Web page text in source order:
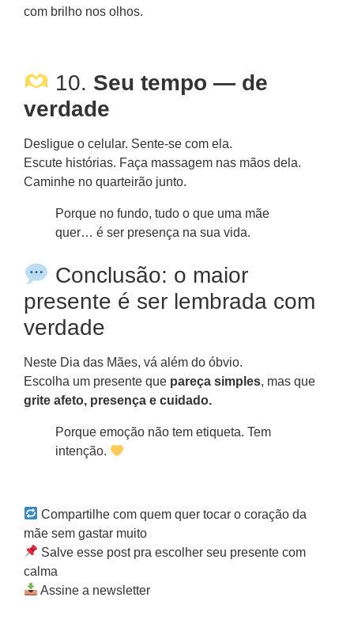
com brilho nos olhos.
10. Seu tempo — de
verdade
Desligue o celular. Sente-se com ela.
Escute histórias. Faça massagem nas mãos dela.
Caminhe no quarteirão junto.
Porque no fundo, tudo o que uma mãe
quer… é ser presença na sua vida.
Conclusão: o maior
presente é ser lembrada com
verdade
Neste Dia das Mães, vá além do óbvio.
Escolha um presente que pareça simples, mas que
grite afeto, presença e cuidado.
Porque emoção não tem etiqueta. Tem
intenção.
Compartilhe com quem quer tocar o coração da
mãe sem gastar muito
Salve esse post pra escolher seu presente com
calma
Assine a newsletter